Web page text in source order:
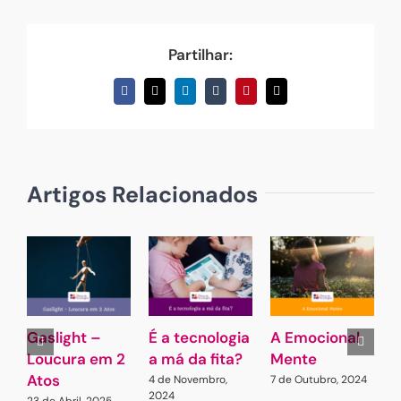
Partilhar:
Facebook
X LinkedInTumblrPinterestEmail
(necessário
Artigos Relacionados
Gaslight –
Loucura em 2
Atos
É a tecnologia
a má da fita?
4 de Novembro,
2024
A Emocional
Mente
7 de Outubro, 2024